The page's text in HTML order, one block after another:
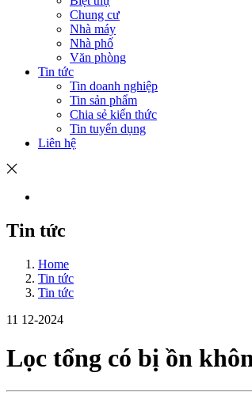
Chung cư
Nhà máy
Nhà phố
Văn phòng
Tin tức
Tin doanh nghiệp
Tin sản phẩm
Chia sẻ kiến thức
Tin tuyển dụng
Liên hệ
Tin tức
Home
Tin tức
Tin tức
11 12-2024
Lọc tổng có bị ồn